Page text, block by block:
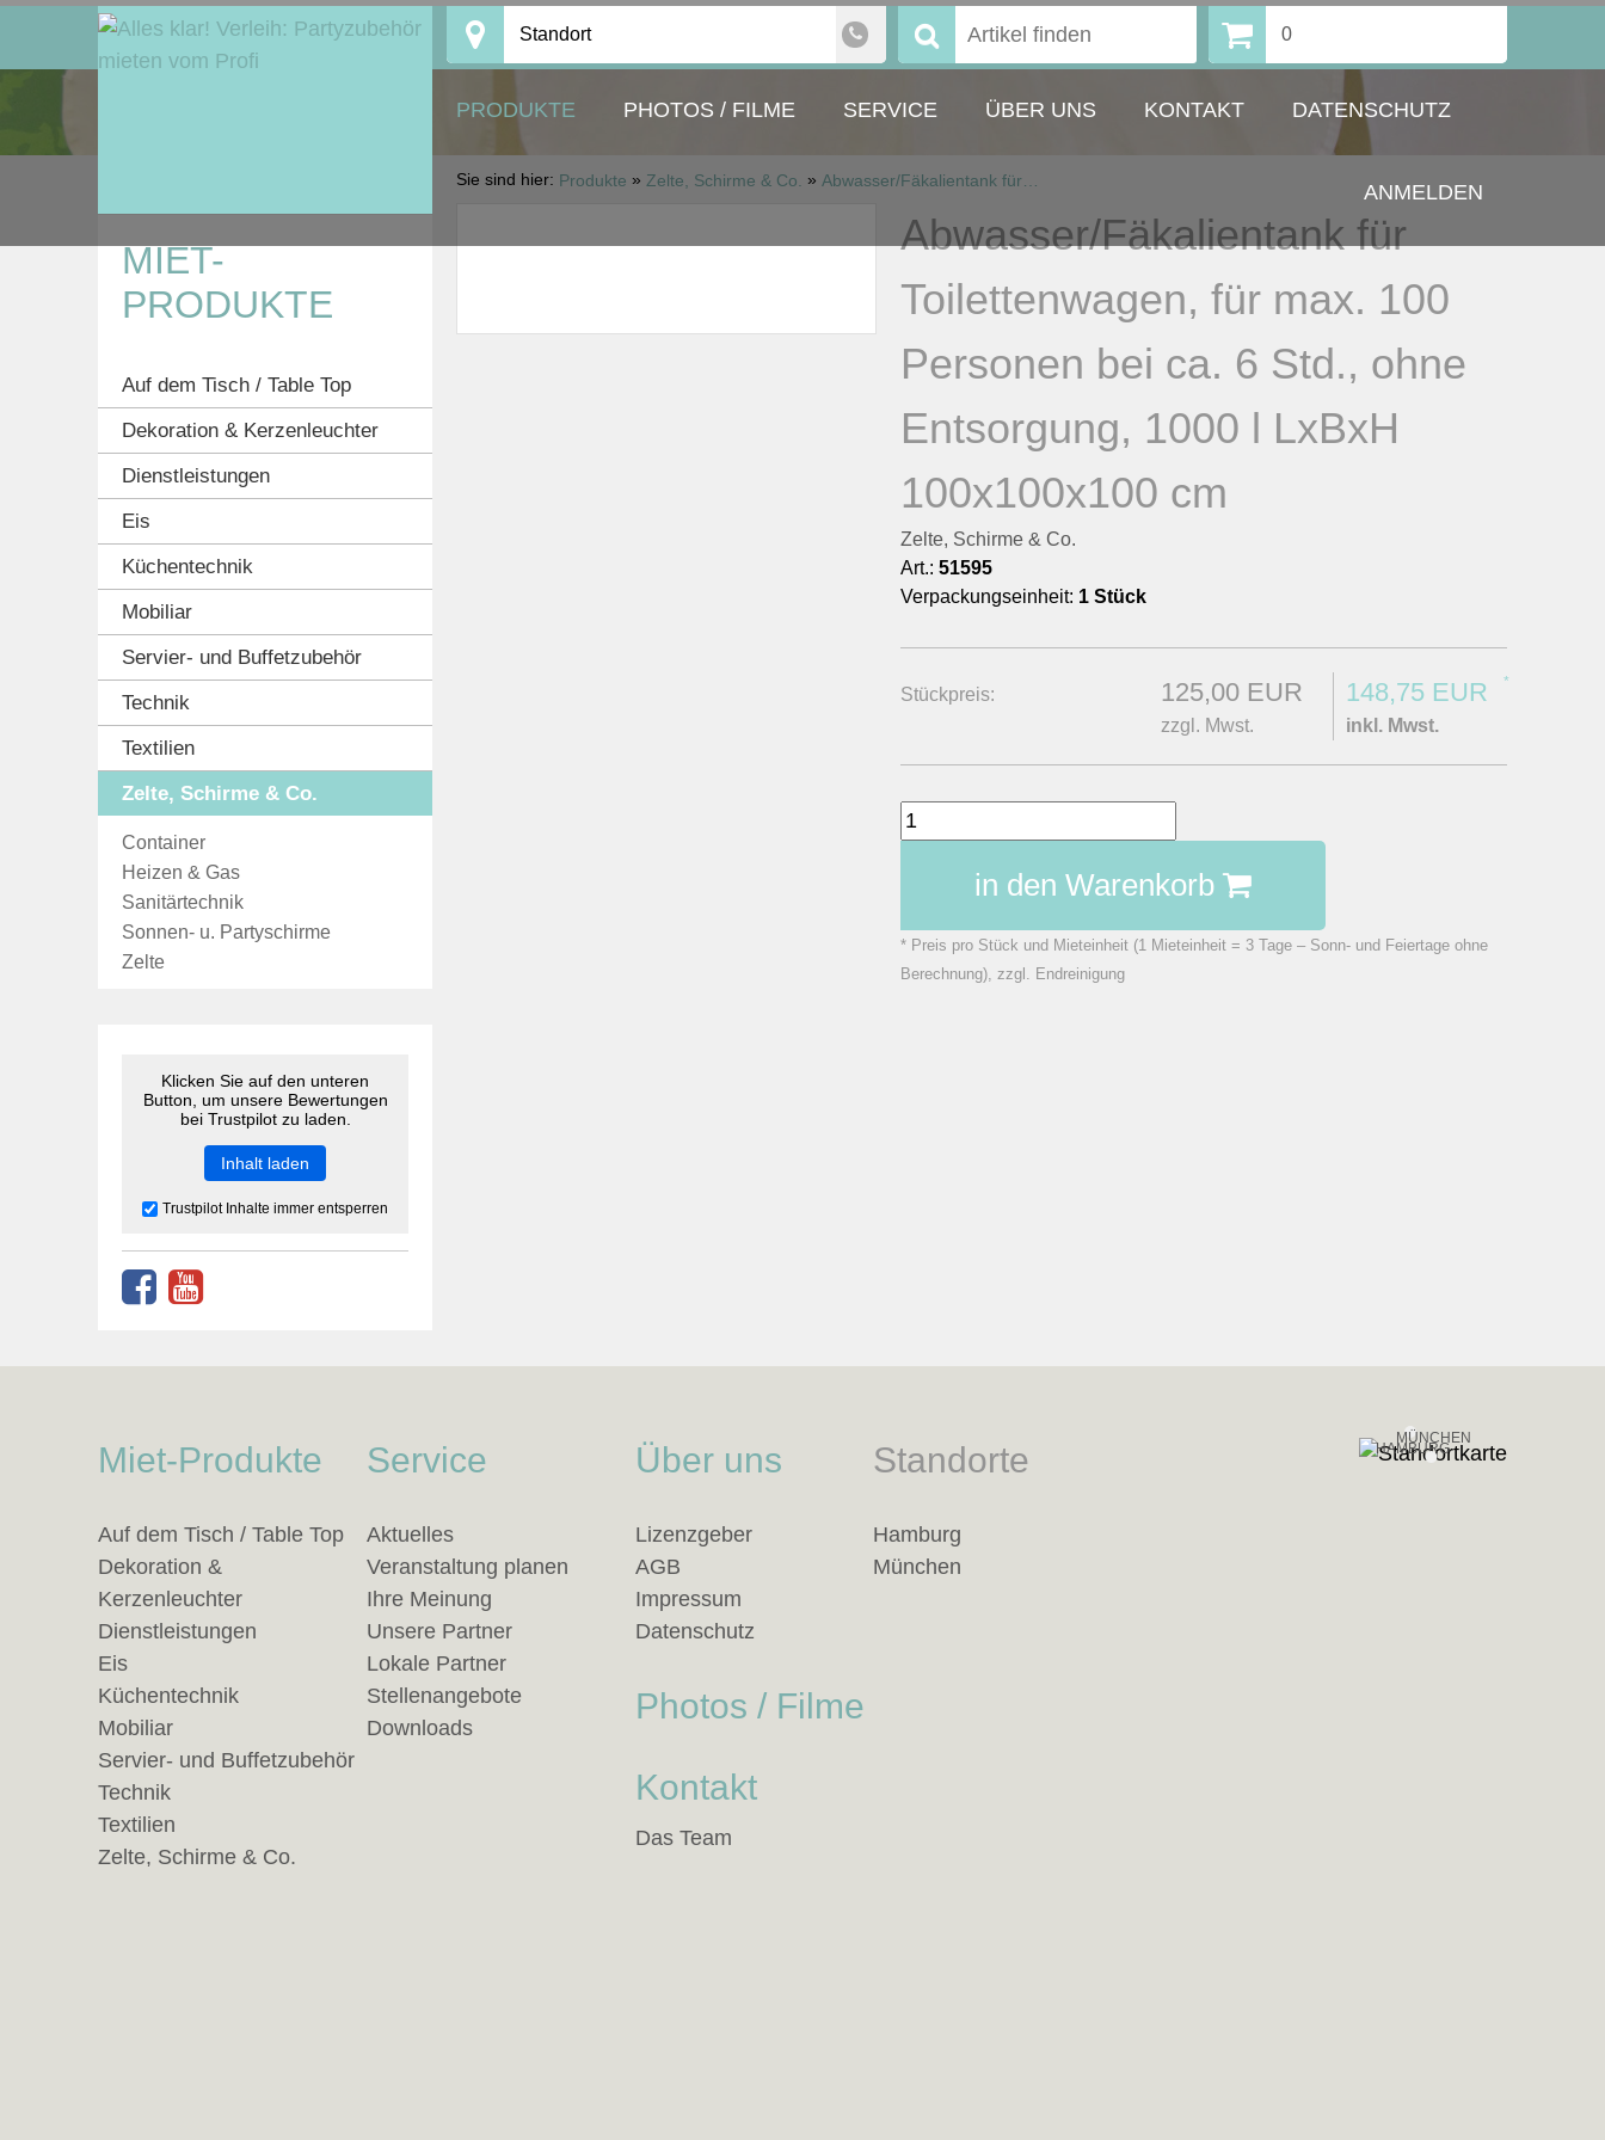
content
Standort Suchen 0
PRODUKTE PHOTOS / FILME SERVICE ÜBER UNS KONTAKT DATENSCHUTZ
ANMELDEN
Sie sind hier: Produkte » Zelte, Schirme & Co. »
Abwasser/Fäkalientank für
Toilettenwagen, für max. 100
Personen bei ca. 6 Std., ohne
Entsorgung, 1000 l LxBxH
100x100x100 cm
Zelte, Schirme & Co.
Art.: 51595
Verpackungseinheit: 1 Stück
Stückpreis: 125,00 EUR
zzgl. Mwst.
148,75 EUR *
inkl. Mwst.
in den Warenkorb
* Preis pro Stück und Mieteinheit (1 Mieteinheit = 3 Tage – Sonn- und Feiertage ohne
Berechnung), zzgl. Endreinigung
MIET-
PRODUKTE
Auf dem Tisch / Table Top
Dekoration & Kerzenleuchter
Dienstleistungen
Eis
Küchentechnik
Mobiliar
Servier- und Buffetzubehör
Technik
Textilien
Zelte, Schirme & Co.
Container
Heizen & Gas
Sanitärtechnik
Sonnen- u. Partyschirme
Zelte
Klicken Sie auf den unteren
Button, um unsere Bewertungen
bei Trustpilot zu laden.
Inhalt laden
Trustpilot Inhalte immer entsperren
Standorte
Hamburg
München
HAMBURG
MÜNCHEN
Miet-Produkte
Auf dem Tisch / Table Top
Dekoration &
Kerzenleuchter
Dienstleistungen
Eis
Küchentechnik
Mobiliar
Servier- und Buffetzubehör
Technik
Textilien
Zelte, Schirme & Co.
Service
Aktuelles
Veranstaltung planen
Ihre Meinung
Unsere Partner
Lokale Partner
Stellenangebote
Downloads
Über uns
Lizenzgeber
AGB
Impressum
Datenschutz
Photos / Filme
Kontakt
Das Team